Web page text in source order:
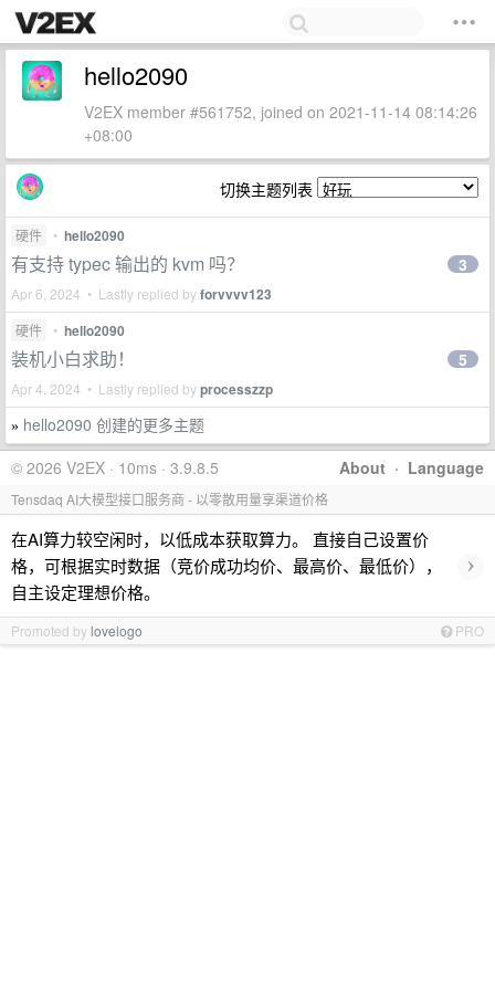
hello2090
V2EX member #561752, joined on 2021-11-14 08:14:26
+08:00
切换主题列表
硬件 • hello2090
有支持 typec 输出的 kvm 吗？
Apr 6, 2024 • Lastly replied byforvvvv123
3
硬件 • hello2090
装机小白求助！
Apr 4, 2024 • Lastly replied byprocesszzp
5
» hello2090 创建的更多主题
About · Language
© 2026 V2EX · 10ms · 3.9.8.5
Tensdaq AI大模型接口服务商 - 以零散用量享渠道价格
在AI算力较空闲时，以低成本获取算力。 直接自己设置价
格，可根据实时数据（竞价成功均价、最高价、最低价），
自主设定理想价格。
›
Promoted bylovelogo PRO